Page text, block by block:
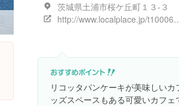
茨城県土浦市桜ケ丘町１３-３
http://
リコッタパンケーキが美味しい
ッズスペースもある可愛いカフェ